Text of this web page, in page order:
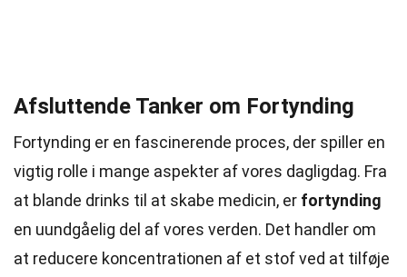
Afsluttende Tanker om Fortynding
Fortynding er en fascinerende proces, der spiller en
vigtig rolle i mange aspekter af vores dagligdag. Fra
at blande drinks til at skabe medicin, er fortynding
en uundgåelig del af vores verden. Det handler om
at reducere koncentrationen af et stof ved at tilføje